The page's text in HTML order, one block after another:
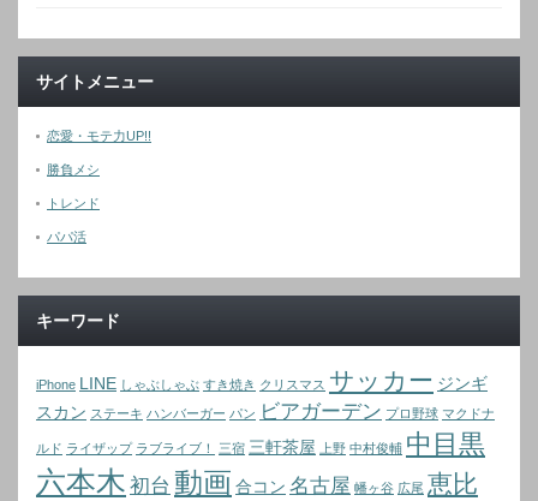
サイトメニュー
恋愛・モテ力UP!!
勝負メシ
トレンド
パパ活
キーワード
iPhone LINE しゃぶしゃぶ すき焼き クリスマス サッカー ジンギ
スカン ステーキ ハンバーガー パン ビアガーデン プロ野球 マクドナ
ルド ライザップ ラブライブ！ 三宿 三軒茶屋 上野 中村俊輔 中目黒
六本木 初台 動画 合コン 名古屋 幡ヶ谷 広尾 恵比